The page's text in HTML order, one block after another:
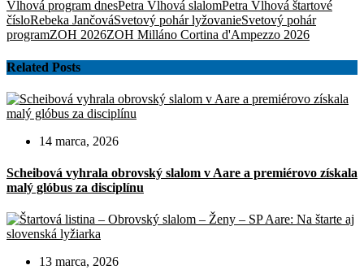
Vlhová program dnesPetra Vlhová slalomPetra Vlhová štartové
čísloRebeka JančováSvetový pohár lyžovanieSvetový pohár
programZOH 2026ZOH Milláno Cortina d'Ampezzo 2026
Related Posts
14 marca, 2026
Scheibová vyhrala obrovský slalom v Aare a premiérovo získala
malý glóbus za disciplínu
13 marca, 2026